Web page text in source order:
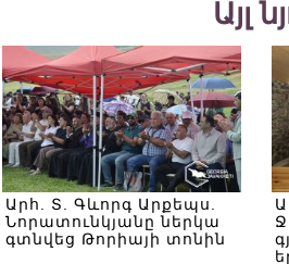
Այլ
Արհ. Տ. Գևորգ Արքեպս.
Նորատունկյանը ներկա
գտնվեց Թորիայի տոնին